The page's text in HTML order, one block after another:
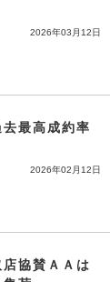
2026年03月12日
最高成約率
2026年02月12日
協賛ＡＡは